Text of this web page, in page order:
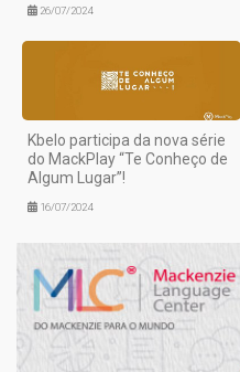
26/07/2024
Kbelo participa da nova série
do MackPlay “Te Conheço de
Algum Lugar”!
16/07/2024